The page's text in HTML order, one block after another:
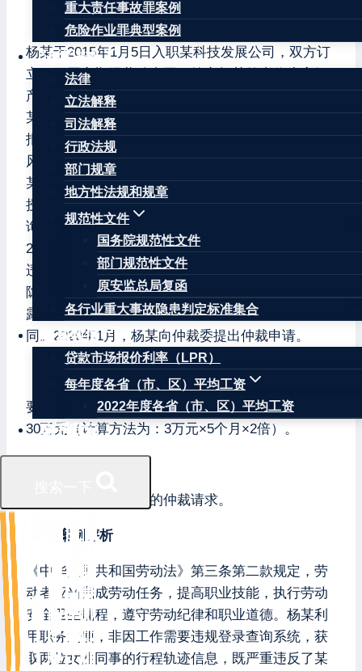
重大责任事故罪案例
危险作业罪典型案例
法律法规
法律
立法解释
司法解释
行政法规
部门规章
地方性法规和规章
规范性文件
国务院规范性文件
部门规范性文件
原安监总局复函
各行业重大事故隐患判定标准集合
权威数据
贷款市场报价利率（LPR）
每年度各省（市、区）平均工资
2022年度各省（市、区）平均工资
联系我们
案情简介
杨某于2015年1月5日入职某科技发展公司，双方订
立了无固定期限劳动合同，约定杨某的岗位为高级
产品经理，月工资为3万元。2019年10月14日，杨
某非因工作需要查询他人行程轨迹信息，被同事举
报至某科技发展公司风控合规部立案调查。次日，
风控合规部调查员约谈杨某，并对谈话做记录，杨
某承认2018年12月至2019年9月期间，其利用公司
授予的查询权限，多次登录公司出行系统，违规查
询公司女同事吴某和廖某的行程轨迹信息共计近
2000次。2019年11月，某科技发展公司以杨某严重
违纪（违反《员工手册》关于禁止非因公目的获取
隐私信息和关于违反保密义务私自获取、保存或泄
露公司保密信息的规定）为由，与其解除劳动合
同。2020年1月，杨某向仲裁委提出仲裁申请。
仲裁请求
要求某科技发展公司支付违法解除劳动合同赔偿金
30万元（计算方法为：3万元×5个月×2倍）。
仲裁委裁决驳回杨某的仲裁请求。
案例评析
《中华人民共和国劳动法》第三条第二款规定，劳
动者应当完成劳动任务，提高职业技能，执行劳动
安全卫生规程，遵守劳动纪律和职业道德。杨某利
用职务之便，非因工作需要违规登录查询系统，获
取两位女性同事的行程轨迹信息，既严重违反了某